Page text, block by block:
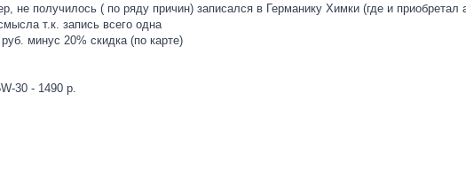
не получилось ( по ряду причин) записался в Германику Химки (где и приобретал
т.к. запись всего одна
минус 20% скидка (по карте)
30 - 1490 р.